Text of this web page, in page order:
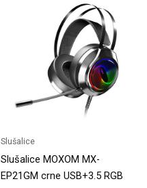
Slušalice
Slušalice MOXOM MX-
EP21GM crne USB+3.5 RGB